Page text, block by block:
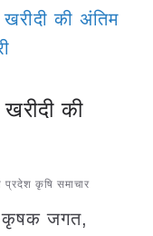
खरीदी की
प्रदेश कृषि समाचार
कृषक जगत,